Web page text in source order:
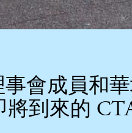
會成員和華
到來的